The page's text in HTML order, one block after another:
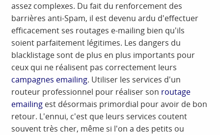
assez complexes. Du fait du renforcement des
barrières anti-Spam, il est devenu ardu d'effectuer
efficacement ses routages e-mailing bien qu'ils
soient parfaitement légitimes. Les dangers du
blacklistage sont de plus en plus importants pour
ceux qui ne réalisent pas correctement leurs
campagnes emailing. Utiliser les services d'un
routeur professionnel pour réaliser son routage
emailing est désormais primordial pour avoir de bon
retour. L'ennui, c'est que leurs services coutent
souvent très cher, même si l'on a des petits ou